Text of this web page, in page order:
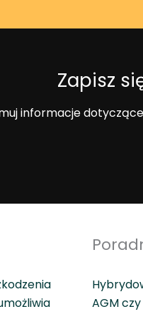
Zapisz
informacje
AGM